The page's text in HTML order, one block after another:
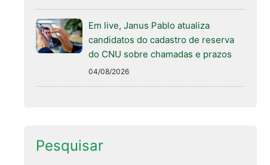
Em live, Janus Pablo atualiza
candidatos do cadastro de reserva
do CNU sobre chamadas e prazos
04/08/2026
Pesquisar